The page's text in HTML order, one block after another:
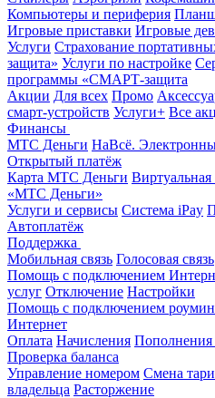
Компьютеры и периферия
Игровые приставки Игровые
Услуги Страхование
защита» Услуги по настройке
программы «СМАРТ-защита
Акции Для всех Промо
смарт-устройств Услуги+ Все
Финансы
МТС Деньги НаВсё.
Открытый платёж
Карта МТС Деньги
«МТС Деньги»
Услуги и сервисы Система iPay
Автоплатёж
Поддержка
Мобильная связь Голосовая связь
Помощь с подключением
услуг Отключение Настройки
Помощь с подключением
Интернет
Оплата Начисления Пополнения
Проверка баланса
Управление номером Смена
владельца Расторжение